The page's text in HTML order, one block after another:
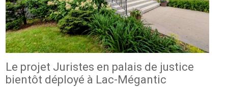
Le projet Juristes en palais de justice
bientôt déployé à Lac-Mégantic